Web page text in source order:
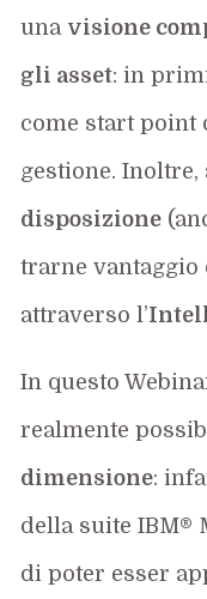
una visione
gli asset: in
come start point
gestione.
disposizione
trarne
attraverso l’
In questo
realmente
dimensione:
della suite IBM®
di poter esser